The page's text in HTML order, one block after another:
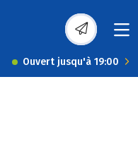
Ouvert jusqu'à 19:00